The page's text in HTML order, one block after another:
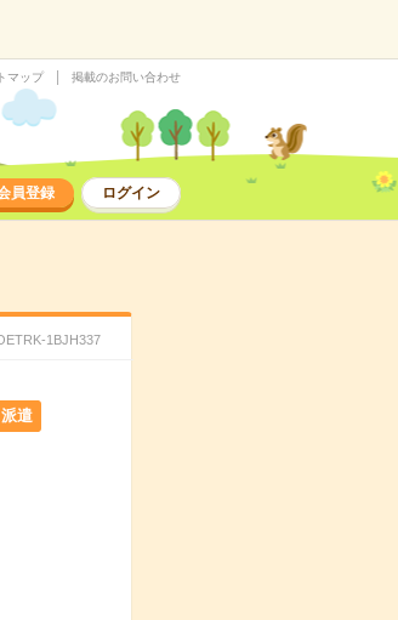
マップ 掲載のお問い合わせ
員登録 ログイン
1BJH337
派遣